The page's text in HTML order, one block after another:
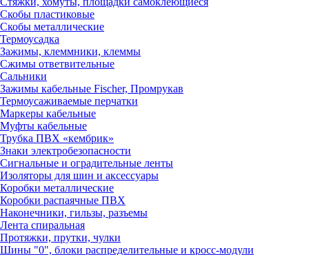
Скобы пластиковые
Скобы металлические
Термоусадка
Зажимы, клеммники, клеммы
Сжимы ответвительные
Сальники
Зажимы кабельные Fischer, Промрукав
Термоусаживаемые перчатки
Маркеры кабельные
Муфты кабельные
Трубка ПВХ «кембрик»
Знаки электробезопасности
Сигнальные и оградительные ленты
Изоляторы для шин и аксессуары
Коробки металлические
Коробки распаячные ПВХ
Наконечники, гильзы, разъемы
Лента спиральная
Протяжки, прутки, чулки
Шины "0", блоки распределительные и кросс-модули